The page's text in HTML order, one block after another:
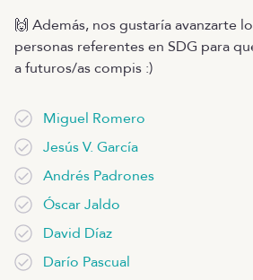
🙌 Además, nos gustaría avanzarte
personas referentes en SDG para
a futuros/as compis :)
Miguel Romero
Jesús V. García
Andrés Padrones
Óscar Jaldo
David Díaz
Darío Pascual